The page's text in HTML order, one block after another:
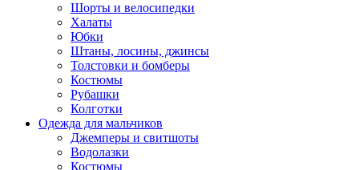
Шорты и велосипедки
Халаты
Юбки
Штаны, лосины, джинсы
Толстовки и бомберы
Костюмы
Рубашки
Колготки
Одежда для мальчиков
Джемперы и свитшоты
Водолазки
Костюмы